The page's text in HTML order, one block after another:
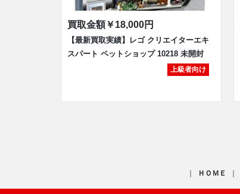
買取金額￥18,000円
【最新買取実績】レゴ クリエイターエキ
スパート ペットショップ 10218 未開封
上級者向け
ＨＯＭＥ